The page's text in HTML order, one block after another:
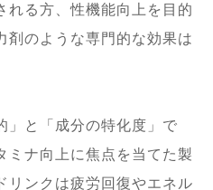
れる方、性機能向上を目的
剤のような専門的な効果は
」と「成分の特化度」で
ミナ向上に焦点を当てた製
リンクは疲労回復やエネル